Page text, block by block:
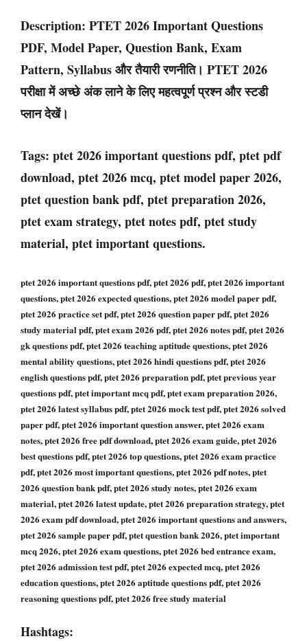
Description: PTET 2026 Important Questions
PDF, Model Paper, Question Bank, Exam
Pattern, Syllabus और तैयारी रणनीति। PTET 2026
परीक्षा में अच्छे अंक लाने के लिए महत्वपूर्ण प्रश्न और स्टडी
प्लान देखें।
Tags: ptet 2026 important questions pdf, ptet pdf
download, ptet 2026 mcq, ptet model paper 2026,
ptet question bank pdf, ptet preparation 2026,
ptet exam strategy, ptet notes pdf, ptet study
material, ptet important questions.
ptet 2026 important questions pdf, ptet 2026 pdf, ptet 2026 important
questions, ptet 2026 expected questions, ptet 2026 model paper pdf,
ptet 2026 practice set pdf, ptet 2026 question paper pdf, ptet 2026
study material pdf, ptet exam 2026 pdf, ptet 2026 notes pdf, ptet 2026
gk questions pdf, ptet 2026 teaching aptitude questions, ptet 2026
mental ability questions, ptet 2026 hindi questions pdf, ptet 2026
english questions pdf, ptet 2026 preparation pdf, ptet previous year
questions pdf, ptet important mcq pdf, ptet exam preparation 2026,
ptet 2026 latest syllabus pdf, ptet 2026 mock test pdf, ptet 2026 solved
paper pdf, ptet 2026 important question answer, ptet 2026 exam
notes, ptet 2026 free pdf download, ptet 2026 exam guide, ptet 2026
best questions pdf, ptet 2026 top questions, ptet 2026 exam practice
pdf, ptet 2026 most important questions, ptet 2026 pdf notes, ptet
2026 question bank pdf, ptet 2026 study notes, ptet 2026 exam
material, ptet 2026 latest update, ptet 2026 preparation strategy, ptet
2026 exam pdf download, ptet 2026 important questions and answers,
ptet 2026 sample paper pdf, ptet question bank 2026, ptet important
mcq 2026, ptet 2026 exam questions, ptet 2026 bed entrance exam,
ptet 2026 admission test pdf, ptet 2026 expected mcq, ptet 2026
education questions, ptet 2026 aptitude questions pdf, ptet 2026
reasoning questions pdf, ptet 2026 free study material
Hashtags: